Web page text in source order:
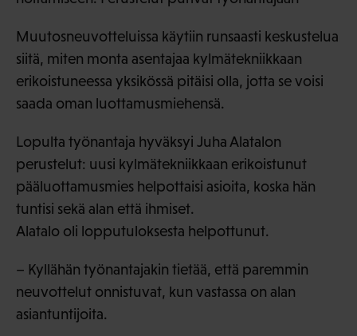
Muutosneuvotteluissa käytiin runsaasti keskustelua
siitä, miten monta asentajaa kylmätekniikkaan
erikoistuneessa yksikössä pitäisi olla, jotta se voisi
saada oman luottamusmiehensä.
Lopulta työnantaja hyväksyi Juha Alatalon
perustelut: uusi kylmätekniikkaan erikoistunut
pääluottamusmies helpottaisi asioita, koska hän
tuntisi sekä alan että ihmiset.
Alatalo oli lopputuloksesta helpottunut.
– Kyllähän työnantajakin tietää, että paremmin
neuvottelut onnistuvat, kun vastassa on alan
asiantuntijoita.